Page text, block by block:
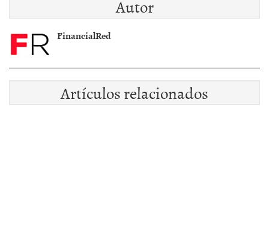
Autor
FinancialRed
Artículos relacionados